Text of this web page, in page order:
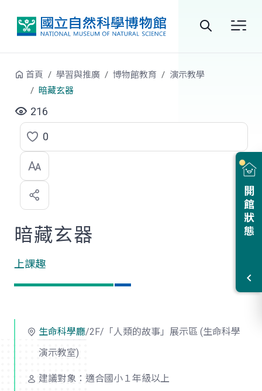
站
開館狀態
首頁 學習與推廣 博物館教育
演示教學
暗藏玄器
216
點
選
喜
歡
0
暗藏玄器
上課趣
生命科學廳/2F/「人類的故事」展示區 (生命科學
演示教室)
建議對象：適合國小１年級以上